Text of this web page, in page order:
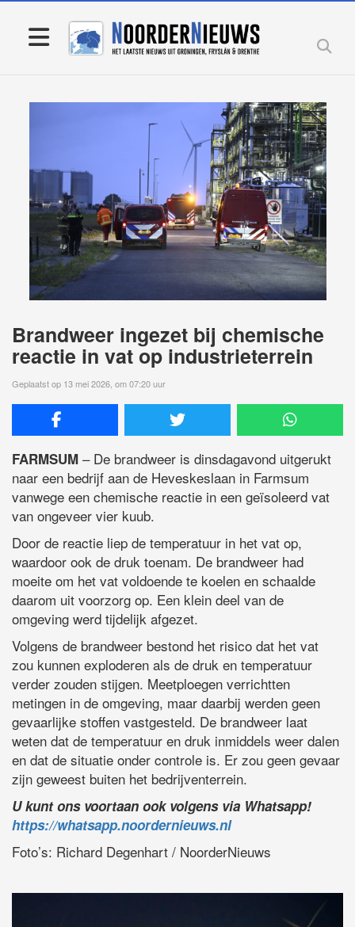
Brandweer ingezet bij chemische
reactie in vat op industrieterrein
Geplaatst op 13 mei 2026, om 07:20 uur
FARMSUM – De brandweer is dinsdagavond uitgerukt
naar een bedrijf aan de Heveskeslaan in Farmsum
vanwege een chemische reactie in een geïsoleerd vat
van ongeveer vier kuub.
Door de reactie liep de temperatuur in het vat op,
waardoor ook de druk toenam. De brandweer had
moeite om het vat voldoende te koelen en schaalde
daarom uit voorzorg op. Een klein deel van de
omgeving werd tijdelijk afgezet.
Volgens de brandweer bestond het risico dat het vat
zou kunnen exploderen als de druk en temperatuur
verder zouden stijgen. Meetploegen verrichtten
metingen in de omgeving, maar daarbij werden geen
gevaarlijke stoffen vastgesteld. De brandweer laat
weten dat de temperatuur en druk inmiddels weer dalen
en dat de situatie onder controle is. Er zou geen gevaar
zijn geweest buiten het bedrijventerrein.
U kunt ons voortaan ook volgens via Whatsapp!
https://whatsapp.noordernieuws.nl
Foto’s: Richard Degenhart / NoorderNieuws